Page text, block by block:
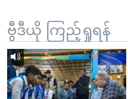
နေရာ
သို့
ကျော်
ရန်
ဗွီဒီယို ကြည့်ရှုရန်